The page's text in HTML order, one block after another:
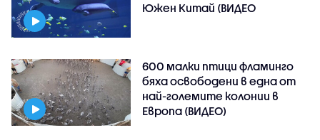
Южен Китай (ВИДЕО
600 малки птици фламинго
бяха освободени в една от
най-големите колонии в
Европа (ВИДЕО)